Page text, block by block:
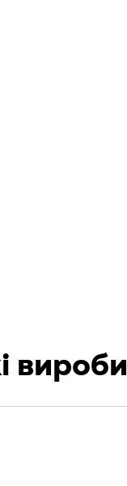
вироби